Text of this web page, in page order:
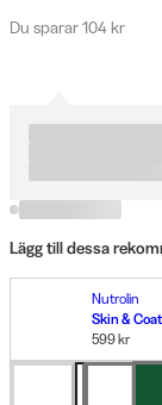
Du sparar 104 kr
Lägg till dessa
Nutrolin
Skin &
599 kr